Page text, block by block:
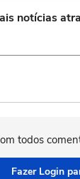
notícias
todos
Fazer Login